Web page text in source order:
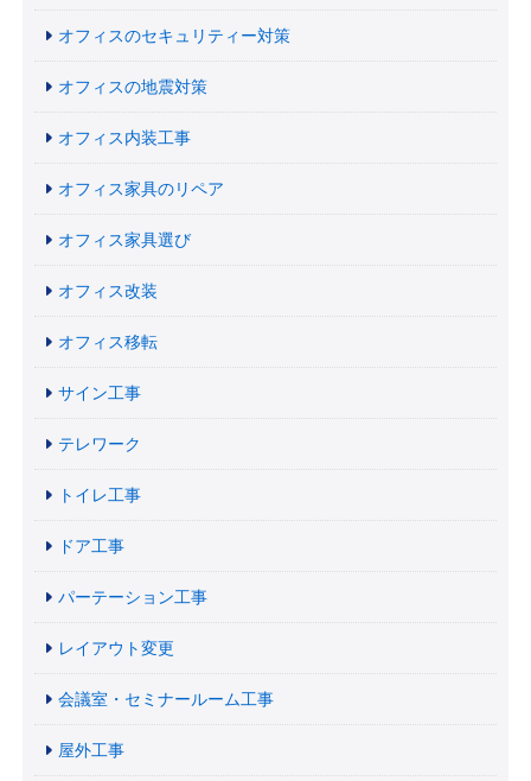
オフィスのセキュリティー対策
オフィスの地震対策
オフィス内装工事
オフィス家具のリペア
オフィス家具選び
オフィス改装
オフィス移転
サイン工事
テレワーク
トイレ工事
ドア工事
パーテーション工事
レイアウト変更
会議室・セミナールーム工事
屋外工事